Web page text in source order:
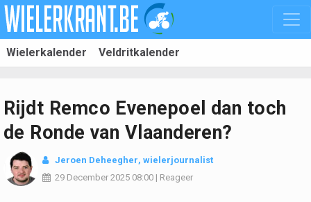
Wielerkalender Veldritkalender
Rijdt Remco Evenepoel dan toch
de Ronde van Vlaanderen?
Jeroen Deheegher, wielerjournalist
29 December 2025 08:00 | Reageer